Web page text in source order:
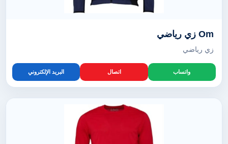
Om زي رياضي
زي رياضي
واتساب اتصال البريد الإلكتروني